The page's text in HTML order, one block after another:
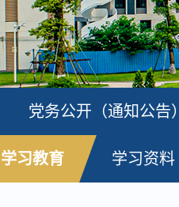
党务公开（通知公告）
学习教育 学习资料